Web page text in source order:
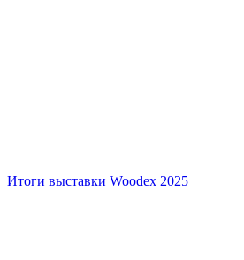
Итоги выставки Woodex 2025